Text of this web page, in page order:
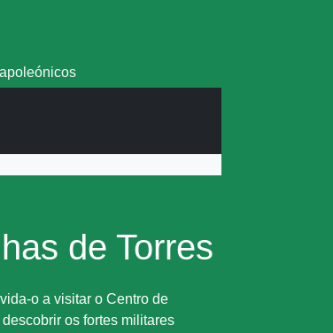
de Torres
o a visitar o Centro de
os fortes militares